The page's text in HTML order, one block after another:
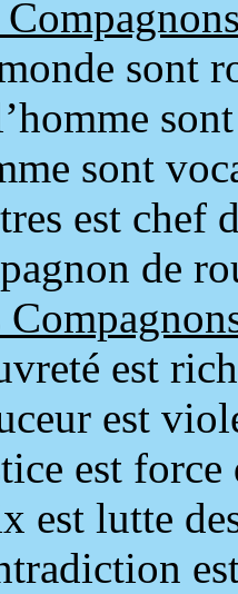
sont
sont
est chef
de
est
est
est force
est lutte